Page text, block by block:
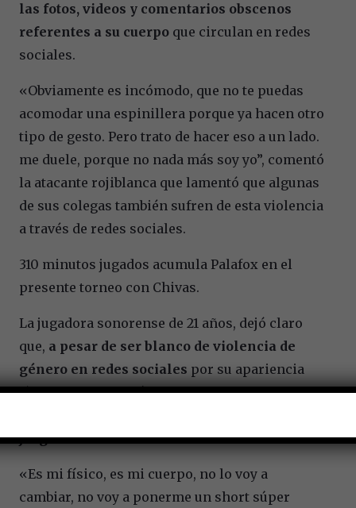
las fotos, videos y comentarios obscenos
referentes a su cuerpo que circulan en redes
sociales.
«Obviamente es incómodo, que no te puedas
acomodar una espinillera porque ya hacen otro
tipo de gesto. Pero trato de hacer eso a un lado.
me duele, porque no nada más soy yo”, comentó
la atacante rojiblanca que lamentó que algunas
de sus colegas también sufren de esta violencia
a través de redes sociales.
310 minutos jugados acumula Palafox en el
presente torneo con Chivas.
La jugadora sonorense de 21 años, dejó claro
que, a pesar de ser blanco de violencia de
género en redes sociales por su apariencia
física,no cambiará el estilo de la
juego.
«Es mi físico, es mi cuerpo, no lo voy a
cambiar, no voy a ponerme un short súper